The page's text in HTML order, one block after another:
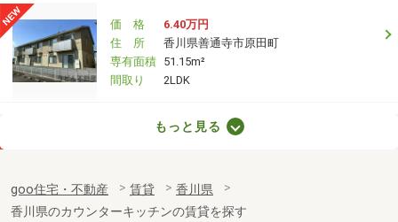
価 格
6.40万円
住 所
香川県善通寺市原田町
専有面積 51.15m²
間取り
2LDK
専有面積
58.07m²
間取り
2LDK
もっと見る
goo住宅・不動産 賃貸
香川県
香川県のカウンターキッチンの賃貸を探す